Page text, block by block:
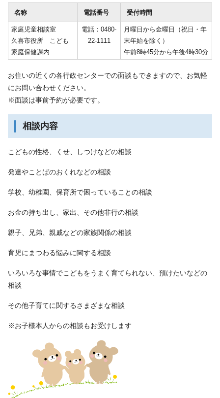
名称 電話番号 受付時間
家庭児童相談室
久喜市役所 こども
家庭保健課内
電話：0480-
22-1111
月曜日から金曜日（祝日・年
末年始を除く）
午前8時45分から午後4時30分
お住いの近くの各行政センターでの面談もできますので、お気軽
にお問い合わせください。
※面談は事前予約が必要です。
相談内容
こどもの性格、くせ、しつけなどの相談
発達やことばのおくれなどの相談
学校、幼稚園、保育所で困っていることの相談
お金の持ち出し、家出、その他非行の相談
親子、兄弟、親戚などの家族関係の相談
育児にまつわる悩みに関する相談
いろいろな事情でこどもをうまく育てられない、預けたいなどの
相談
その他子育てに関するさまざまな相談
※お子様本人からの相談もお受けします